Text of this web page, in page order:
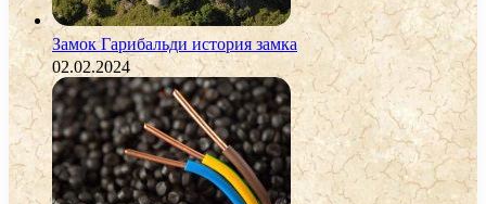
Замок Гарибальди история замка
02.02.2024